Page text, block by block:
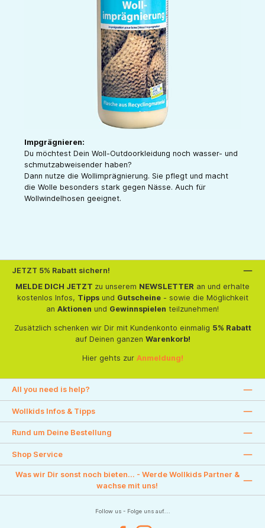
Impgrägnieren:
Du möchtest Dein Woll-Outdoorkleidung noch wasser- und
schmutzabweisender haben?
Dann nutze die Wollimprägnierung. Sie pflegt und macht
die Wolle besonders stark gegen Nässe. Auch für
Wollwindelhosen geeignet.
JETZT 5% Rabatt sichern!
MELDE DICH JETZT zu unserem NEWSLETTER an und erhalte
kostenlos Infos, Tippsund Gutscheine- sowie die Möglichkeit
an Aktionen und Gewinnspielen teilzunehmen!
Zusätzlich schenken wir Dir mit Kundenkonto einmalig 5% Rabatt
auf Deinen ganzen Warenkorb!
Hier gehts zur Anmeldung!
All you need is help?
Wollkids Infos & Tipps
Rund um Deine Bestellung
Shop Service
Was wir Dir sonst noch bieten... - Werde Wollkids Partner &
wachse mit uns!
Follow us - Folge uns auf....